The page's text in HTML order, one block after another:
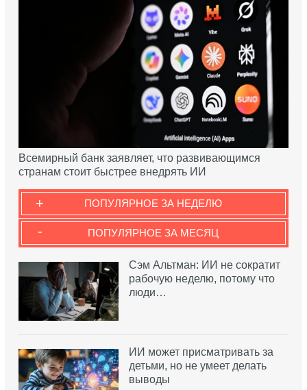
Всемирный банк заявляет, что развивающимся
странам стоит быстрее внедрять ИИ
ПОПУЛЯРНОЕ ЗА НЕДЕЛЮ
+
ПОПУЛЯРНОЕ ЗА МЕСЯЦ
-
Сэм Альтман: ИИ не сократит
рабочую неделю, потому что
люди…
ИИ может присматривать за
детьми, но не умеет делать
выводы